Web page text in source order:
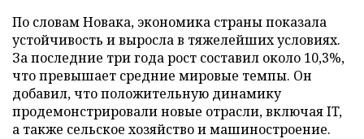
По словам Новака, экономика страны показала
устойчивость и выросла в тяжелейших условиях.
За последние три года рост составил около 10,3%,
что превышает средние мировые темпы. Он
добавил, что положительную динамику
продемонстрировали новые отрасли, включая IT,
а также сельское хозяйство и машиностроение.